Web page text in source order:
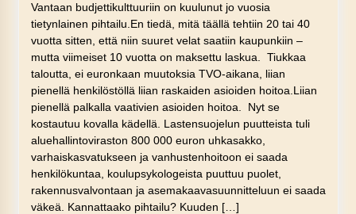
Vantaan budjettikulttuuriin on kuulunut jo vuosia
tietynlainen pihtailu.En tiedä, mitä täällä tehtiin 20 tai 40
vuotta sitten, että niin suuret velat saatiin kaupunkiin –
mutta viimeiset 10 vuotta on maksettu laskua. Tiukkaa
taloutta, ei euronkaan muutoksia TVO-aikana, liian
pienellä henkilöstöllä liian raskaiden asioiden hoitoa.Liian
pienellä palkalla vaativien asioiden hoitoa. Nyt se
kostautuu kovalla kädellä. Lastensuojelun puutteista tuli
aluehallintoviraston 800 000 euron uhkasakko,
varhaiskasvatukseen ja vanhustenhoitoon ei saada
henkilökuntaa, koulupsykologeista puuttuu puolet,
rakennusvalvontaan ja asemakaavasuunnitteluun ei saada
väkeä. Kannattaako pihtailu? Kuuden […]